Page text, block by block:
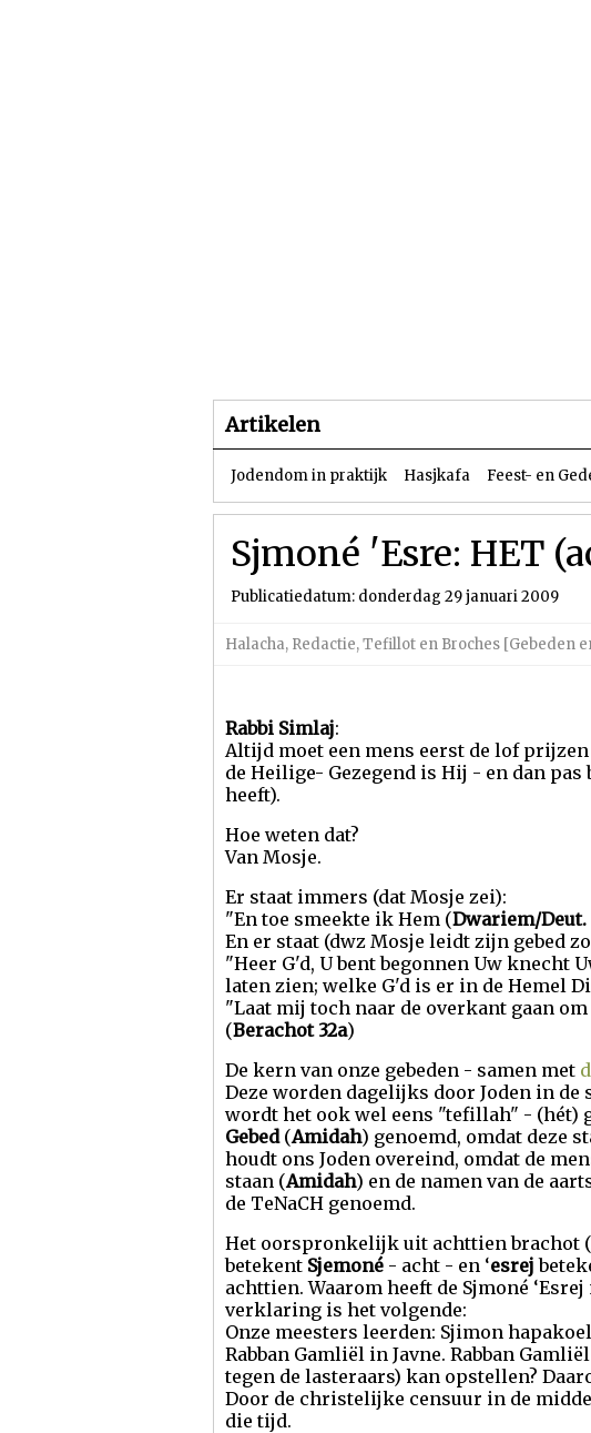
Artikelen
Jodendom in praktijk Hasjkafa Feest- en
Sjmoné 'Esre: HET
Publicatiedatum: donderdag 29 januari 2009
Halacha, Redactie,Tefillot en Broches [Gebeden
Rabbi Simlaj:
Altijd moet een mens eerst de lof
de Heilige- Gezegend is Hij - en dan
heeft).
Hoe weten dat?
Van Mosje.
Er staat immers (dat Mosje zei):
"En toe smeekte ik Hem (Dwariem/Deut.
En er staat (dwz Mosje leidt zijn gebed
"Heer G'd, U bent begonnen Uw knecht
laten zien; welke G'd is er in de Hemel
"Laat mij toch naar de overkant gaan om
(Berachot 32a)
De kern van onze gebeden - samen met
Deze worden dagelijks door Joden in de
wordt het ook wel eens "tefillah" - (hét)
Gebed(Amidah) genoemd, omdat deze
houdt ons Joden overeind, omdat de
staan (Amidah) en de namen van de
de TeNaCH genoemd.
Het oorspronkelijk uit achttien brachot
betekent Sjemoné - acht - en ‘esrej
achttien. Waarom heeft de Sjmoné
verklaring is het volgende:
Onze meesters leerden: Sjimon
Rabban Gamliël in Javne. Rabban
tegen de lasteraars) kan opstellen?
Door de christelijke censuur in de
die tijd.